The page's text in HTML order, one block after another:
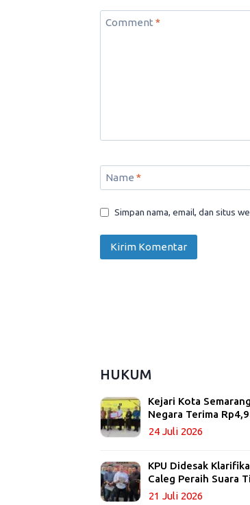
Comment *
Name *
Simpan nama, email, dan situs
HUKUM
Kejari Kota
Negara Terima
24 Juli 2026
KPU Didesak
Caleg Peraih Suara
21 Juli 2026